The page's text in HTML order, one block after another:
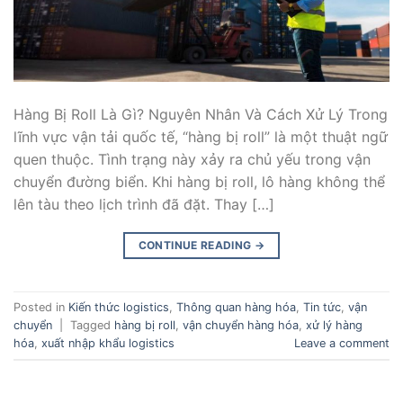
Hàng Bị Roll Là Gì? Nguyên Nhân Và Cách Xử Lý Trong
lĩnh vực vận tải quốc tế, “hàng bị roll” là một thuật ngữ
quen thuộc. Tình trạng này xảy ra chủ yếu trong vận
chuyển đường biển. Khi hàng bị roll, lô hàng không thể
lên tàu theo lịch trình đã đặt. Thay […]
CONTINUE READING →
Posted in Kiến thức logistics Thông quan hàng hóa Tin tức vận
chuyển
Tagged hàng bị roll vận chuyển hàng hóa xử lý hàng
hóa xuất nhập khẩu logistics Leave a comment